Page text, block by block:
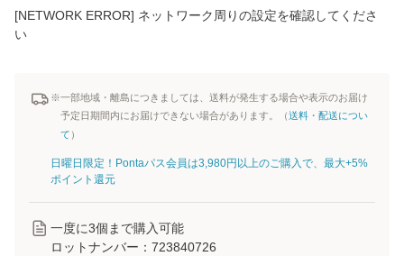
[NETWORK ERROR] ネットワーク周りの設定を確認してくださ
い
※一部地域・離島につきましては、送料が発生する場合や表示のお届け
予定日期間内にお届けできない場合があります。（送料・配送につい
て ）
日曜日限定！Pontaパス会員は3,980円以上のご購入で、最大+5%
ポイント還元
一度に3個まで購入可能
ロットナンバー： 723840726